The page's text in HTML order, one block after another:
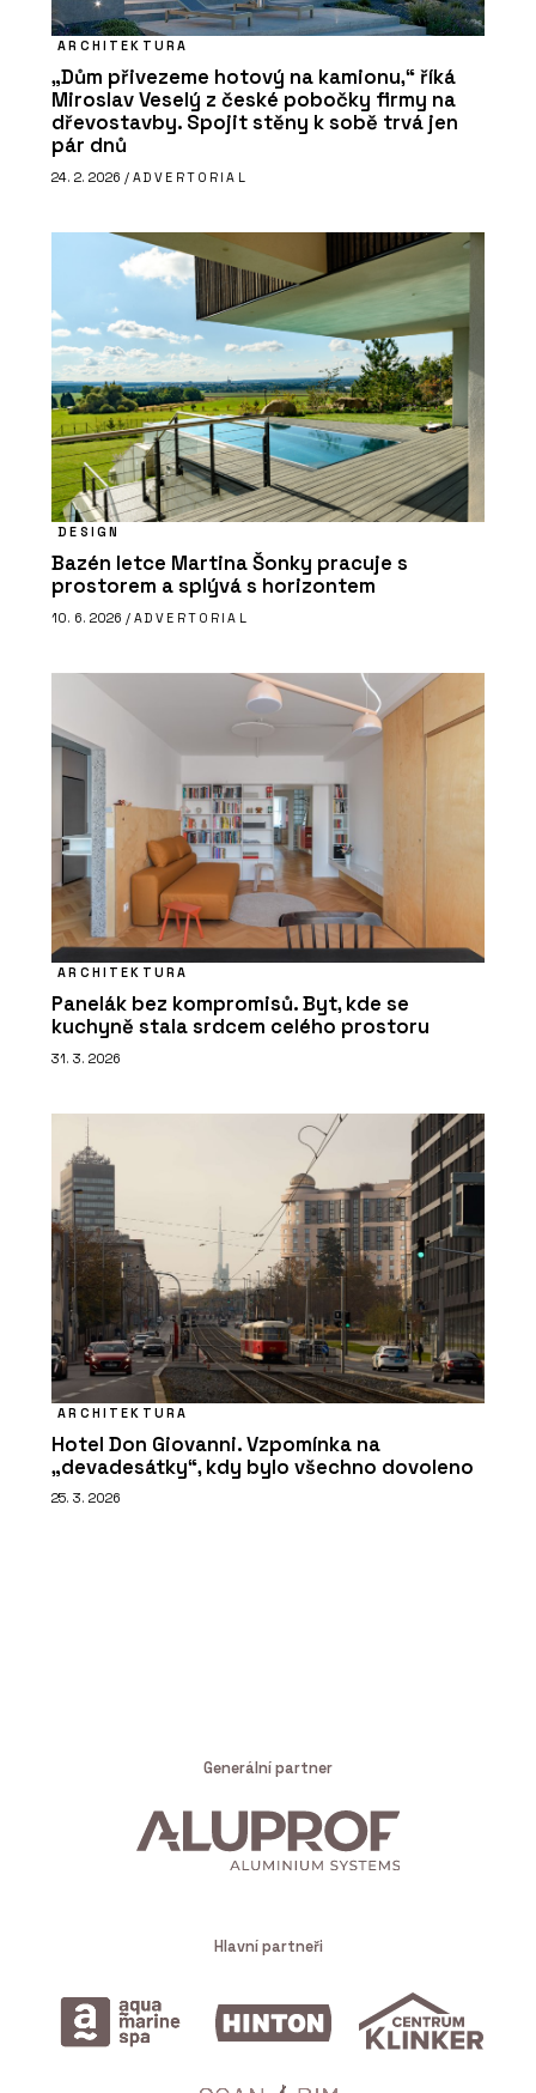
ARCHITEKTURA
„Dům přivezeme hotový na kamionu,“ říká
Miroslav Veselý z české pobočky firmy na
dřevostavby. Spojit stěny k sobě trvá jen
pár dnů
24. 2. 2026 / ADVERTORIAL
DESIGN
Bazén letce Martina Šonky pracuje s
prostorem a splývá s horizontem
10. 6. 2026 / ADVERTORIAL
ARCHITEKTURA
Panelák bez kompromisů. Byt, kde se
kuchyně stala srdcem celého prostoru
31. 3. 2026
ARCHITEKTURA
Hotel Don Giovanni. Vzpomínka na
„devadesátky“, kdy bylo všechno dovoleno
25. 3. 2026
Generální partner
Hlavní partneři